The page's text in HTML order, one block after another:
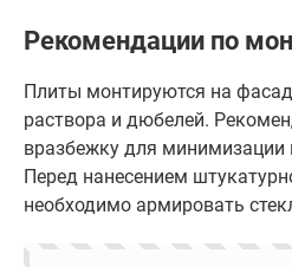
Рекомендации по
Плиты монтируются на
раствора и дюбелей.
вразбежку для минимизации
Перед нанесением
необходимо армировать